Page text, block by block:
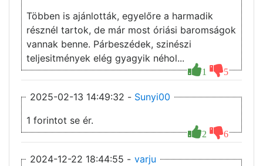
1 5
Többen is ajánlották, egyelőre a harmadik
résznél tartok, de már most óriási baromságok
vannak benne. Párbeszédek, szinészi
teljesitmények elég gyagyik néhol...
2025-02-13 14:49:32 - Sunyi00
2 6
1 forintot se ér.
2024-12-22 18:44:55 - varju